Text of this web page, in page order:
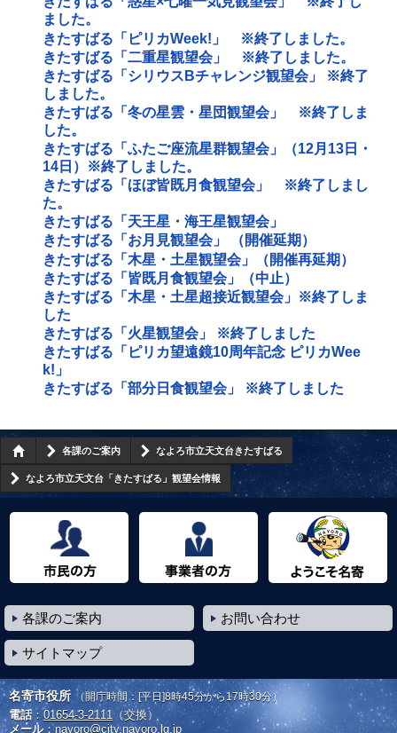
ました。
きたすばる「ピリカWeek!」 ※終了しました。
きたすばる「二重星観望会」 ※終了しました。
きたすばる「シリウスBチャレンジ観望会」 ※終了
しました。
きたすばる「冬の星雲・星団観望会」 ※終了しま
した。
きたすばる「ふたご座流星群観望会」（12月13日・
14日）※終了しました。
きたすばる「ほぼ皆既月食観望会」 ※終了しまし
た。
きたすばる「天王星・海王星観望会」
きたすばる「お月見観望会」 （開催延期）
きたすばる「木星・土星観望会」（開催再延期）
きたすばる「皆既月食観望会」（中止）
きたすばる「木星・土星超接近観望会」※終了しま
した
きたすばる「火星観望会」 ※終了しました
きたすばる「ピリカ望遠鏡10周年記念 ピリカWee
k!」
きたすばる「部分日食観望会」 ※終了しました
各課のご案内 なよろ市立天文台きたすばる
なよろ市立天文台「きたすばる」観望会情報
各課のご案内 お問い合わせ
サイトマップ
名寄市役所 （開庁時間：[平日]8時45分から17時30分）
電話： 01654-3-2111（交換）
メール：nayoro@city.nayoro.lg.jp